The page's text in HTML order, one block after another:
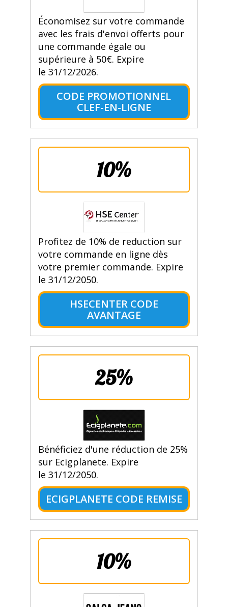
Économisez sur votre commande
avec les frais d'envoi offerts pour
une commande égale ou
supérieure à 50€. Expire
le 31/12/2026.
CODE PROMOTIONNEL
CLEF-EN-LIGNE
10%
Profitez de 10% de reduction sur
votre commande en ligne dès
votre premier commande. Expire
le 31/12/2050.
HSECENTER CODE
AVANTAGE
25%
Bénéficiez d'une réduction de 25%
sur Ecigplanete. Expire
le 31/12/2050.
ECIGPLANETE CODE REMISE
10%